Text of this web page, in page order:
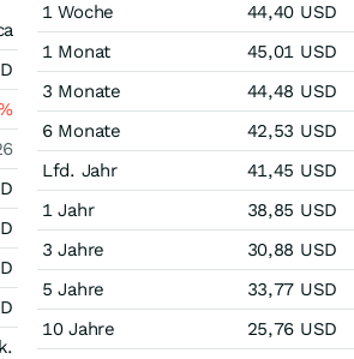
1 Woche
44,40 USD
1 Monat
45,01 USD
3 Monate
44,48 USD
6 Monate
42,53 USD
Lfd. Jahr
41,45 USD
1 Jahr
38,85 USD
3 Jahre
30,88 USD
5 Jahre
33,77 USD
10 Jahre
25,76 USD